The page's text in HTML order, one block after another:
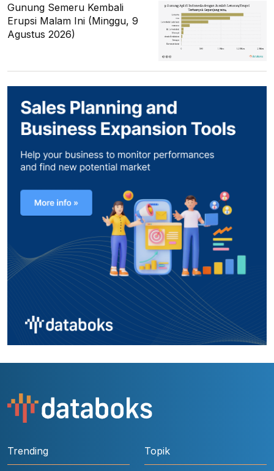
Gunung Semeru Kembali
Erupsi Malam Ini (Minggu, 9
Agustus 2026)
Trending Topik